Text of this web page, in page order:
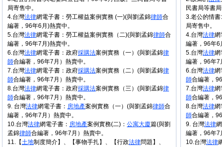
局寄售中。
4.台灣法律網電子書：勞工權益案例實務 (一)(與劉孟錦律師合
編著，96年6月)熱賣中。
5.台灣法律網電子書：勞工權益案例實務（二)(與劉孟錦律師合
編著，96年7月)熱賣中。
6.台灣法律網電子書：政府採購法案例實務（一）(與劉孟錦律
師合編著，96年7月）熱賣中。
7.台灣法律網電子書：政府採購法案例實務（二）(與劉孟錦律
師合編著，96年7月）熱賣中。
8.台灣法律網電子書：政府採購法案例實務（三）(與劉孟錦律
師合編著，96年7月）熱賣中。
9. 台灣法律網電子書： 房地產案例實務（一）(與劉孟錦律師合
編著，96年7月）熱賣中。
10.台灣法律網電子書： 房地產案例實務(二)： 公寓大廈篇(與劉
孟錦律師合編著，96年7月）熱賣中。
11.【土地制度簡介】、【事物手扎】、【行政法律問題】、
民書局等書
3.老公的情
局寄售中。
4.台灣法律網
編著，96年6
5.台灣法律網
編著，96年7
6.台灣法律網
師合編著，
7.台灣法律網
師合編著，
8.台灣法律網
師合編著，
9. 台灣法律
編著，96年7
10.台灣法律